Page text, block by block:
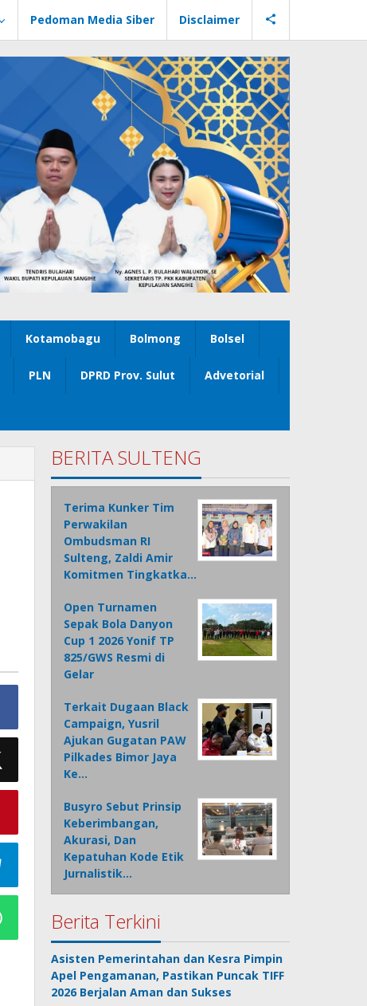
Pedoman Media Siber Disclaimer
Kotamobagu Bolmong Bolsel
PLN DPRD Prov. Sulut Advetorial
BERITA SULTENG
Terima Kunker Tim
Perwakilan
Ombudsman RI
Sulteng, Zaldi Amir
Komitmen Tingkatka…
Open Turnamen
Sepak Bola Danyon
Cup 1 2026 Yonif TP
825/GWS Resmi di
Gelar
Terkait Dugaan Black
Campaign, Yusril
Ajukan Gugatan PAW
Pilkades Bimor Jaya
Ke…
Busyro Sebut Prinsip
Keberimbangan,
Akurasi, Dan
Kepatuhan Kode Etik
Jurnalistik…
Berita Terkini
Asisten Pemerintahan dan Kesra Pimpin
Apel Pengamanan, Pastikan Puncak TIFF
2026 Berjalan Aman dan Sukses